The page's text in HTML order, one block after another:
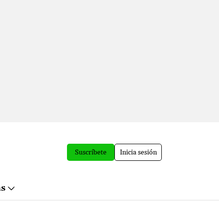
Suscríbete Inicia sesión